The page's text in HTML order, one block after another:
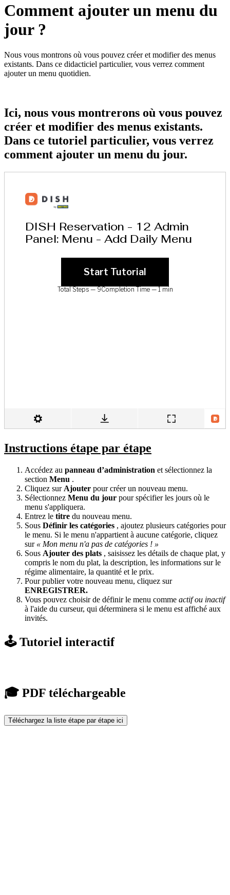
Comment ajouter un menu du
jour ?
Nous vous montrons où vous pouvez créer et modifier des menus
existants. Dans ce didacticiel particulier, vous verrez comment
ajouter un menu quotidien.
Ici, nous vous montrerons où vous pouvez
créer et modifier des menus existants.
Dans ce tutoriel particulier, vous verrez
comment ajouter un menu du jour.
Instructions étape par étape
Accédez au panneau d’administration et sélectionnez la
section Menu .
Cliquez sur Ajouter pour créer un nouveau menu.
Sélectionnez Menu du jour pour spécifier les jours où le
menu s'appliquera.
Entrez le titre du nouveau menu.
Sous Définir les catégories , ajoutez plusieurs catégories pour
le menu. Si le menu n'appartient à aucune catégorie, cliquez
sur « Mon menu n'a pas de catégories ! »
Sous Ajouter des plats , saisissez les détails de chaque plat, y
compris le nom du plat, la description, les informations sur le
régime alimentaire, la quantité et le prix.
Pour publier votre nouveau menu, cliquez sur
ENREGISTRER.
Vous pouvez choisir de définir le menu comme actif ou inactif
à l'aide du curseur, qui déterminera si le menu est affiché aux
invités.
🕹️ Tutoriel interactif
🎓 PDF téléchargeable
Téléchargez la liste étape par étape ici